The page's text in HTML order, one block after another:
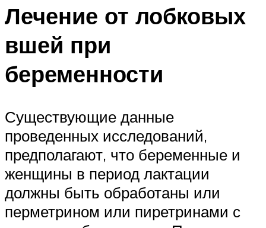
Лечение от лобковых
вшей при
беременности
Существующие данные
проведенных исследований,
предполагают, что беременные и
женщины в период лактации
должны быть обработаны или
перметрином или пиретринами с